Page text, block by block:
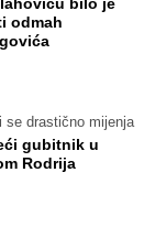
odmah
se drastično mijenja
gubitnik u
Rodrija